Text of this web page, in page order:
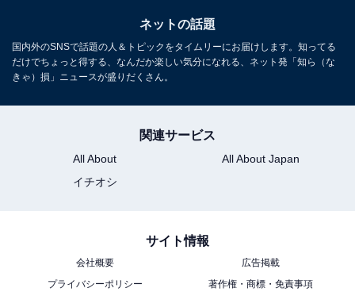
ネットの話題
国内外のSNSで話題の人＆トピックをタイムリーにお届けします。知ってる
だけでちょっと得する、なんだか楽しい気分になれる、ネット発「知ら（な
きゃ）損」ニュースが盛りだくさん。
関連サービス
All About
All About Japan
イチオシ
サイト情報
会社概要
広告掲載
プライバシーポリシー
著作権・商標・免責事項